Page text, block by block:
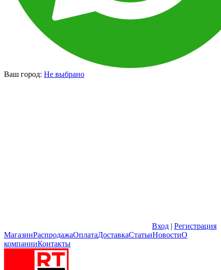
Ваш город: Не выбрано
Вход | Регистрация
МагазинРаспродажаОплатаДоставкаСтатьиНовостиО
компанииКонтакты